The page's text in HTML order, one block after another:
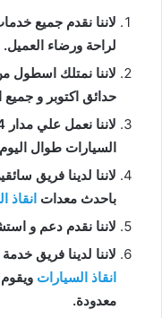
لاننا نقدم جميع
لراحة ورضاء العميل.
لاننا نمتلك اسطول
حدائق اكتوبر و جميع
السيارات طوال
لاننا لدينا فريق
باحدث معدات انقاذ
لاننا نقدم دعم و
لاننا لدينا فريق
انقاذ السيارات
معدودة.